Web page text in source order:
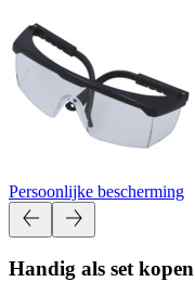
Persoonlijke bescherming
Handig als set kopen